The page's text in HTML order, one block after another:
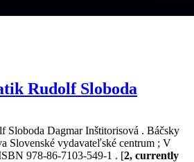
Rudolf Sloboda
Sloboda Dagmar Inštitorisová . Báčsky
Slovenské vydavateľské centrum ; V
978-86-7103-549-1 . [2, currently